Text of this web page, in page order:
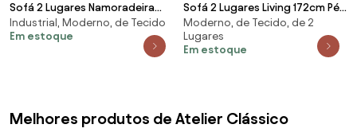
Sofá 2 Lugares Namoradeira
Industrial Preto Stella Sintético
PU D03 - D'Rossi - Nozes
Industrial, Moderno, de Tecido
Em estoque
Sofá 2 Lugares Living 172cm Pé
Madeira Valença Pto/Veludo K01
- D'Rossi - Terracota
Moderno, de Tecido, de 2
Lugares
Em estoque
Melhores produtos de Atelier Clássico